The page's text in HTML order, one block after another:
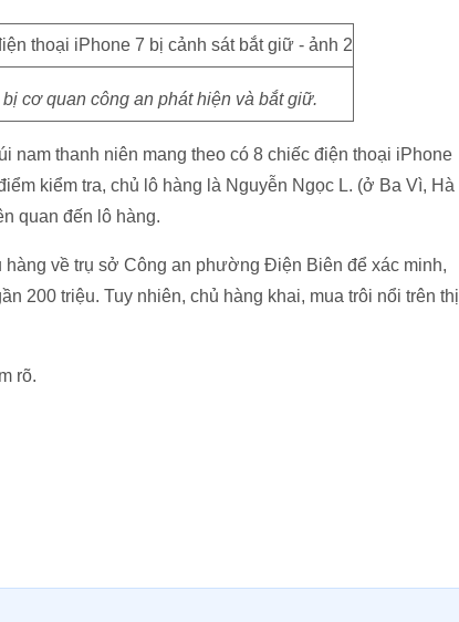
cơ quan công an phát hiện và bắt giữ.
nam thanh niên mang theo có 8 chiếc điện thoại iPhone
kiểm tra, chủ lô hàng là Nguyễn Ngọc L. (ở Ba Vì, Hà
quan đến lô hàng.
về trụ sở Công an phường Điện Biên để xác minh,
200 triệu. Tuy nhiên, chủ hàng khai, mua trôi nổi trên thị
rõ.